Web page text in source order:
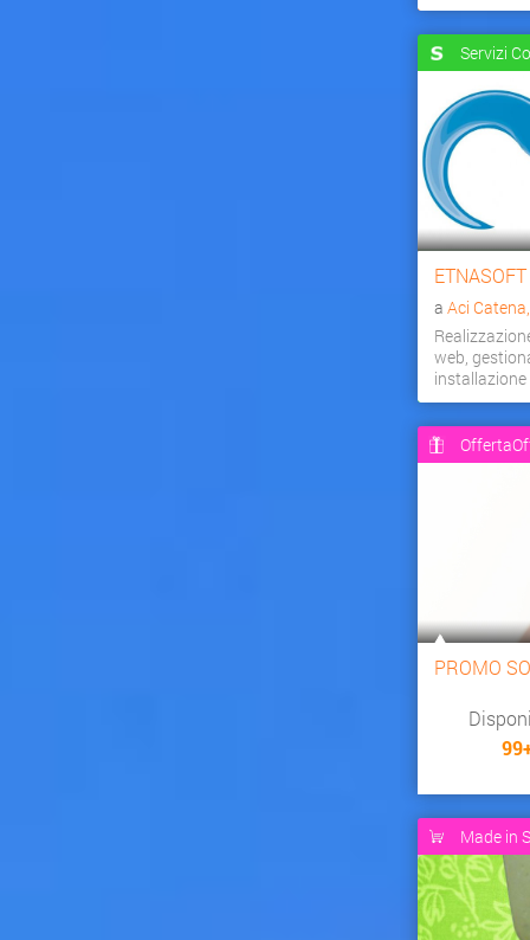
Servizi
ETNASOFT
aAci
web,
PROMO
Made in